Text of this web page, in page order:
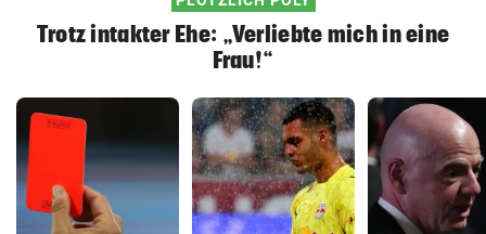
Trotz intakter Ehe: „Verliebte mich in eine
Frau!“